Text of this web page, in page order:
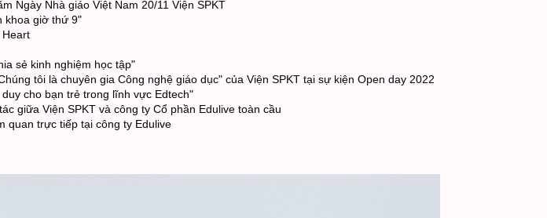
Ngày Nhà giáo Việt Nam 20/11 Viện SPKT
khoa giờ thứ 9"
Heart
sẻ kinh nghiệm học tập"
tôi là chuyên gia Công nghệ giáo dục" của Viện SPKT tại sự kiện Open day 2022
cho bạn trẻ trong lĩnh vực Edtech"
giữa Viện SPKT và công ty Cổ phần Edulive toàn cầu
quan trực tiếp tại công ty Edulive